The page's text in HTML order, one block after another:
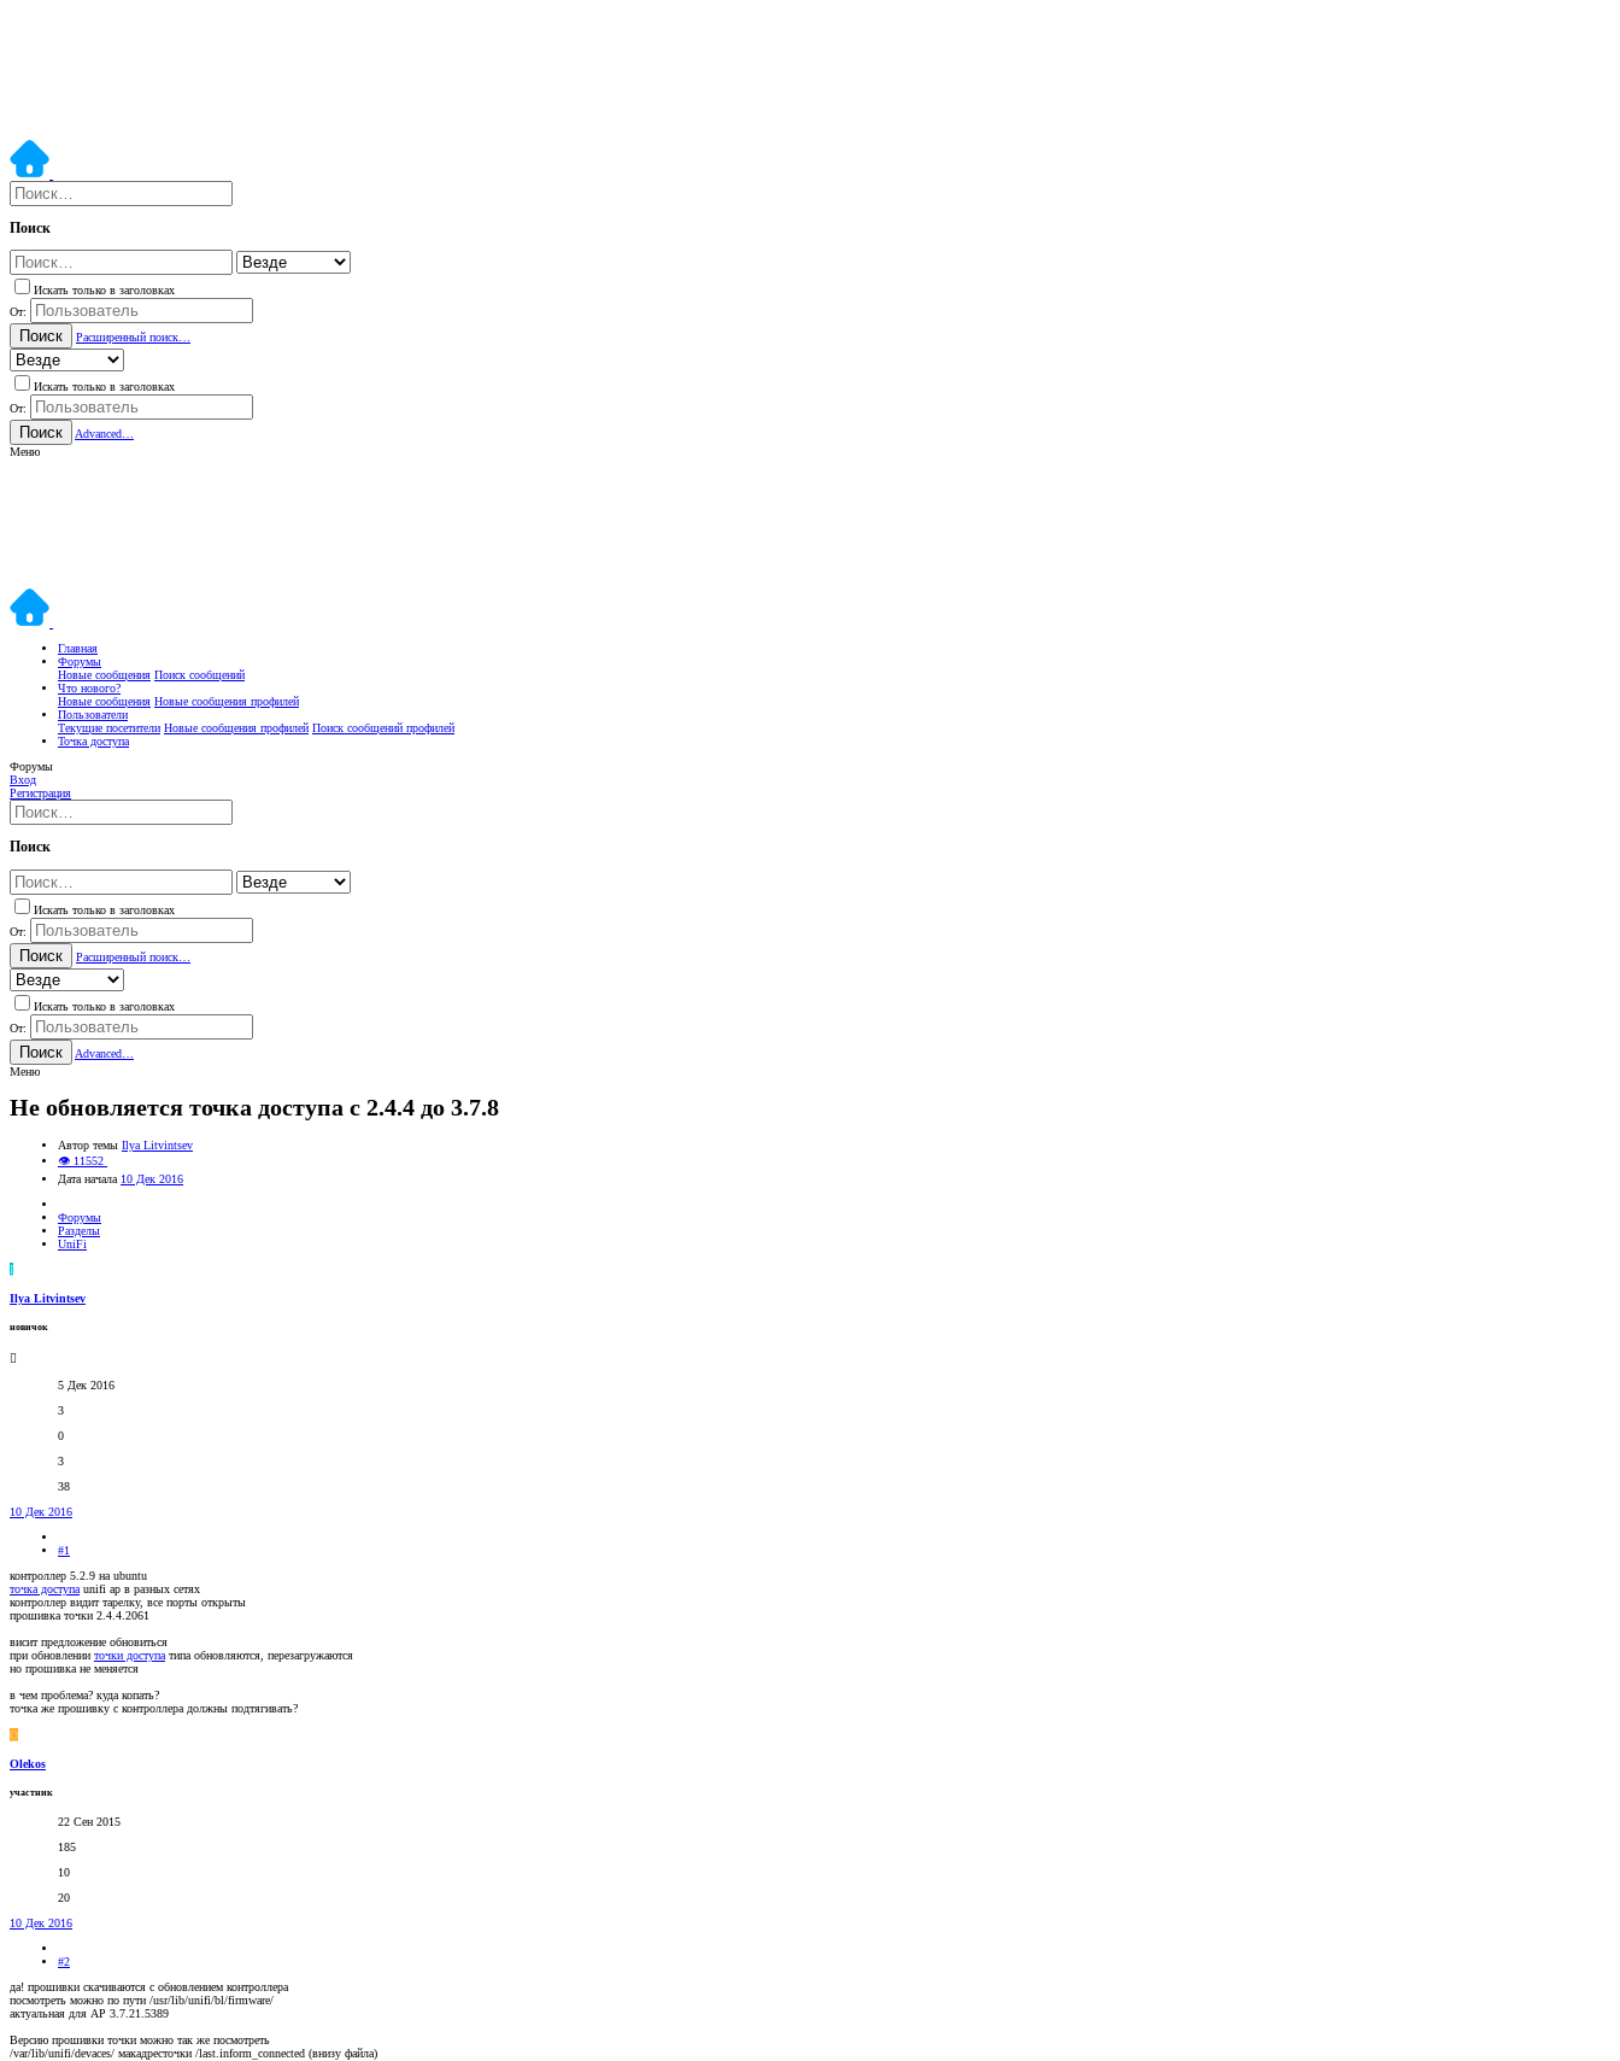
Поиск
Искать только в заголовках
От:
Поиск Расширенный поиск…
Искать только в заголовках
От:
Поиск
Advanced…
Меню
Главная
Форумы
Новые сообщения Поиск сообщений
Что нового?
Новые сообщения Новые сообщения профилей
Пользователи
Текущие посетители Новые сообщения профилей Поиск сообщений профилей
Точка доступа
Форумы
Вход
Регистрация
Поиск
Искать только в заголовках
От:
Поиск Расширенный поиск…
Искать только в заголовках
От:
Поиск
Advanced…
Меню
Не обновляется точка доступа с 2.4.4 до 3.7.8
Автор темы Ilya Litvintsev
👁 11552
Дата начала 10 Дек 2016
Форумы
Разделы
UniFi
I
Ilya Litvintsev
новичок
5 Дек 2016
3
0
3
38
10 Дек 2016
#1
контроллер 5.2.9 на ubuntu
точка доступа unifi ap в разных сетях
контроллер видит тарелку, все порты открыты
прошивка точки 2.4.4.2061
висит предложение обновиться
при обновлении точки доступа типа обновляются, перезагружаются
но прошивка не меняется
в чем проблема? куда копать?
точка же прошивку с контроллера должны подтягивать?
O
Olekos
участник
22 Сен 2015
185
10
20
10 Дек 2016
#2
да! прошивки скачиваются с обновлением контроллера
посмотреть можно по пути /usr/lib/unifi/bl/firmware/
актуальная для AP 3.7.21.5389
Версию прошивки точки можно так же посмотреть
/var/lib/unifi/devaces/ макадресточки /last.inform_connected (внизу файла)